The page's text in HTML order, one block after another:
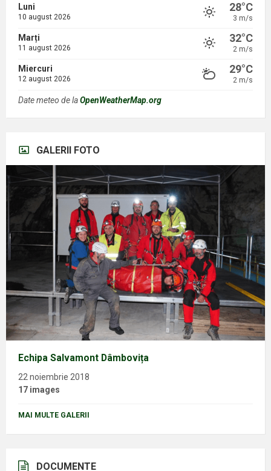
Luni
10 august 2026
28°C
3 m/s
Marți
11 august 2026
32°C
2 m/s
Miercuri
12 august 2026
29°C
2 m/s
Date meteo de laOpenWeatherMap.org
GALERII FOTO
Echipa Salvamont Dâmbovița
22 noiembrie 2018
17 images
MAI MULTE GALERII
DOCUMENTE